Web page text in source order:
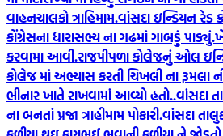
વાહનચાલકો ત્રાહિમામ.વાંસદા ઇન્ડિયન રેડ
કોંગ્રેસના ધારાસભ્ય ના ગઢમાં ગાબડું પાડ્યું.
કરવામા આવી.રાજપીપળા કોલેજનું ઓલ
કોલેજ માં અભ્યાસ કરતી ચિખલી ના રૂમલા ની
ભીનાર ખાતે રાખવામાં આવ્યો હતો..વાંસદા
ના બનતાં પ્રજા ત્રાહીમામ પોકારી.વાંસદા